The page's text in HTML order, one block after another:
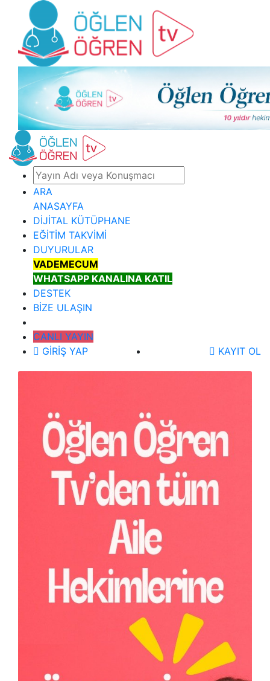
ARA
ANASAYFA
DİJİTAL KÜTÜPHANE
EĞİTİM TAKVİMİ
DUYURULAR
VADEMECUM
WHATSAPP KANALINA KATIL
DESTEK
BİZE ULAŞIN
CANLI YAYIN
GİRİŞ YAP
KAYIT OL